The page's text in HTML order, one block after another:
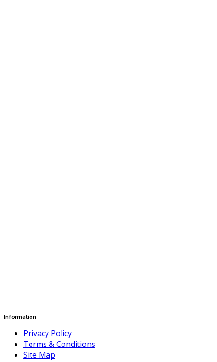
Information
Privacy Policy
Terms & Conditions
Site Map